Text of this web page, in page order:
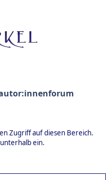
Zugriff auf diesen Bereich.
ein.